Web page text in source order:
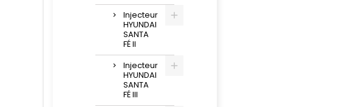
Injecteur
HYUNDAI
SANTA
FÉ II
Injecteur
HYUNDAI
SANTA
FÉ III